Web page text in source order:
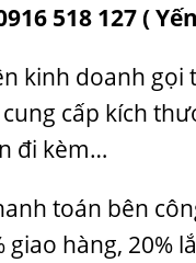
518 127 (
kinh doanh gọi
cấp kích
đi kèm…
toán bên
giao hàng, 20%